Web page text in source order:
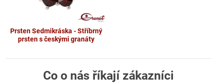
Prsten Sedmikráska - Stříbrný
prsten s českými granáty
Co o nás říkají zákazníci